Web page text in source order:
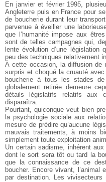
En janvier et février 1995,
Angleterre puis en France pour
de boucheriedurant leur
parvenue à éveiller une
que l’humanité impose aux
sont de telles campagnes qui,
lente évolution d’une législation
peu des techniques relativement
À cette occasion, la diffusion de
surpris et choqué la cruauté avec
boucherie à tous les stades
globalement retirée demeure
détails législatifs relatifs aux
disparaîtra.
Pourtant, quiconque veut bien
la psychologie sociale aux
mesure deprédire qu’aucune
mauvais traitements, à moins
simplement toute exploitation
Un certain sadisme, inhérent aux
dont le sort sera tôt ou tard la
que laconnaissance de ce
boucher. Encore vivant, l’animal
par destination. Les vivisecteurs